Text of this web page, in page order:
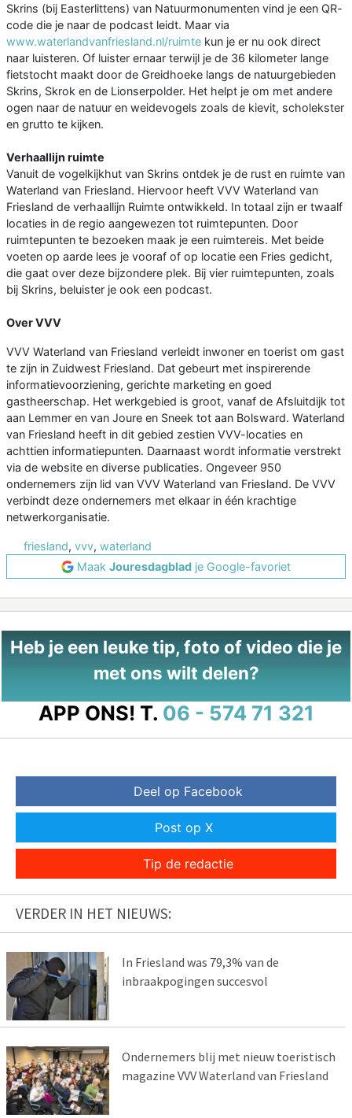
Skrins (bij Easterlittens) van Natuurmonumenten vind je een QR-
code die je naar de podcast leidt. Maar via
www.waterlandvanfriesland.nl/ruimte kun je er nu ook direct
naar luisteren. Of luister ernaar terwijl je de 36 kilometer lange
fietstocht maakt door de Greidhoeke langs de natuurgebieden
Skrins, Skrok en de Lionserpolder. Het helpt je om met andere
ogen naar de natuur en weidevogels zoals de kievit, scholekster
en grutto te kijken.
Verhaallijn ruimte
Vanuit de vogelkijkhut van Skrins ontdek je de rust en ruimte van
Waterland van Friesland. Hiervoor heeft VVV Waterland van
Friesland de verhaallijn Ruimte ontwikkeld. In totaal zijn er twaalf
locaties in de regio aangewezen tot ruimtepunten. Door
ruimtepunten te bezoeken maak je een ruimtereis. Met beide
voeten op aarde lees je vooraf of op locatie een Fries gedicht,
die gaat over deze bijzondere plek. Bij vier ruimtepunten, zoals
bij Skrins, beluister je ook een podcast.
Over VVV
VVV Waterland van Friesland verleidt inwoner en toerist om gast
te zijn in Zuidwest Friesland. Dat gebeurt met inspirerende
informatievoorziening, gerichte marketing en goed
gastheerschap. Het werkgebied is groot, vanaf de Afsluitdijk tot
aan Lemmer en van Joure en Sneek tot aan Bolsward. Waterland
van Friesland heeft in dit gebied zestien VVV-locaties en
achttien informatiepunten. Daarnaast wordt informatie verstrekt
via de website en diverse publicaties. Ongeveer 950
ondernemers zijn lid van VVV Waterland van Friesland. De VVV
verbindt deze ondernemers met elkaar in één krachtige
netwerkorganisatie.
friesland, vvv, waterland
Maak Jouresdagblad je Google-favoriet
Heb je een leuke tip, foto of video die je
met ons wilt delen?
APP ONS! T. 06 - 574 71 321
Deel op Facebook
Post op X
Tip de redactie
VERDER IN HET NIEUWS:
In Friesland was 79,3% van de
inbraakpogingen succesvol
Ondernemers blij met nieuw toeristisch
magazine VVV Waterland van Friesland